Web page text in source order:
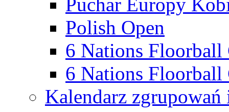
Polish Open
6 Nations Floorball
6 Nations Floorball
Kalendarz